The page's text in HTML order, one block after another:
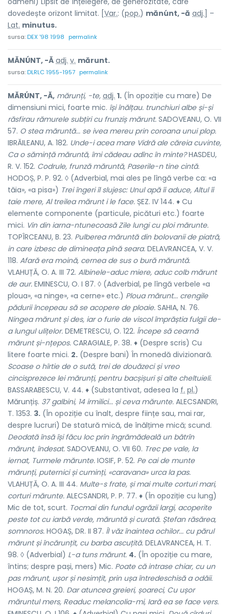
dovedește orizont limitat. [ Var.: (pop.) mănúnt, -ă adj. ] –
Lat. minutus.
sursa:DEX '98 1998 permalink
MĂNÚNT, -Ă adj. v. mărunt.
sursa:DLRLC 1955-1957 permalink
MĂRÚNT, -Ă, mărunți, -te, adj. 1. (În opoziție cu mare) De
dimensiuni mici, foarte mic. își înălțau. trunchiuri albe și-și
răsfirau rămurele subțiri cu frunziș mărunt. SADOVEANU, O. VII
57. O stea măruntă... se ivea mereu prin coroana unui plop.
IBRĂILEANU, A. 182. Unde-i acea mare Vidră ale căreia cuvinte,
Ca o sămință măruntă, îmi cădeau adînc în minte?HASDEU,
R. V. 152. Codrule, frunză măruntă, Paserile-n tine cintă.
HODOȘ, P. P. 92. ◊ (Adverbial, mai ales pe lîngă verbe ca: «a
tăia», «a pisa») Trei îngeri îl slujesc: Unul apă îi aduce, Altul îi
taie mere, Al treilea mărunt i le face. ȘEZ. IV 144. ♦ Cu
elemente componente (particule, picături etc.) foarte
mici. Vin din iarna-ntunecoasă Zile lungi cu ploi mărunte.
TOPÎRCEANU, B. 23. Pulberea măruntă din bolovanii de piatră,
in care izbesc de dimineața pînă seara. DELAVRANCEA, V. V.
118. Afară era moină, cernea de sus o bură măruntă.
VLAHUȚĂ, O. A. III 72. Albinele-aduc miere, aduc colb mărunt
de aur. EMINESCU, O. I 87. ◊ (Adverbial, pe lîngă verbele «a
ploua», «a ninge», «a cerne» etc.) Ploua mărunt... crengile
pădurii începeau să se acopere de ploaie. SAHIA, N. 76.
Ningea mărunt și des, iar o furie de viscol împrăștia fulgii de-
a lungul ulițelor. DEMETRESCU, O. 122. Începe să cearnă
mărunt și-nțepos. CARAGIALE, P. 38. ♦ (Despre scris) Cu
litere foarte mici. 2. (Despre bani) În monedă divizionară.
Scoase o hîrtie de o sută, trei de douăzeci și vreo
cincisprezece lei mărunți, pentru bacșișuri și alte cheltuieli.
BASSARABESCU, V. 44. ♦ (Substantivat, adesea la f. pl.)
Mărunțiș. 37 galbini, 14 irmilici... și ceva mărunte. ALECSANDRI,
T. 1353. 3. (În opoziție cu înalt, despre ființe sau, mai rar,
despre lucruri) De statură mică, de înălțime mică; scund.
Deodată însă își făcu loc prin îngrămădeală un bătrîn
mărunt, îndesat. SADOVEANU, O. VII 60. Trec pe vale, la
iernat, Turmele mărunte. IOSIF, P. 52. Pe cai de munte
mărunți, puternici și cuminți, «caravana» urca la pas.
VLAHUȚĂ, O. A. III 44. Multe-s frate, și mai multe corturi mari,
corturi mărunte. ALECSANDRI, P. P. 77. ♦ (În opoziție cu lung)
Mic de tot, scurt. Tocmai din fundul ogrăzii largi, acoperite
peste tot cu iarbă verde, măruntă și curată. Ștefan răsărea,
somnoros. HOGAȘ, DR. II 87. Îl văz înaintea ochilor... cu părul
mărunt și încărunțit, cu barba ascuțită. DELAVRANCEA, H. T.
98. ◊ (Adverbial) L-a tuns mărunt. 4. (În opoziție cu mare,
întins; despre pași, mers) Mic. Poate că intrase chiar, cu un
pas mărunt, ușor și nesimțit, prin ușa întredeschisă a odăii.
HOGAȘ, M. N. 20. Dar atuncea greieri, șoareci, Cu ușor
măruntul mers, Readuc melancolia-mi, Iară ea se face vers.